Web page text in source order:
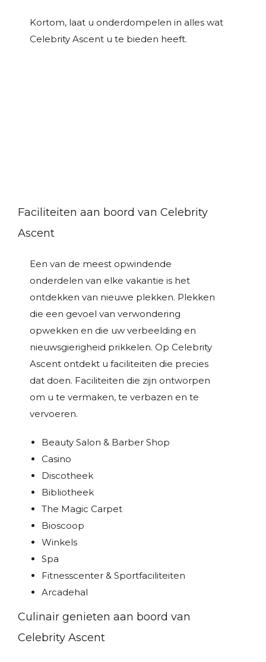
Kortom, laat u onderdompelen in alles wat
Celebrity Ascent u te bieden heeft.
Faciliteiten aan boord van Celebrity
Ascent
Een van de meest opwindende
onderdelen van elke vakantie is het
ontdekken van nieuwe plekken. Plekken
die een gevoel van verwondering
opwekken en die uw verbeelding en
nieuwsgierigheid prikkelen. Op Celebrity
Ascent ontdekt u faciliteiten die precies
dat doen. Faciliteiten die zijn ontworpen
om u te vermaken, te verbazen en te
vervoeren.
Beauty Salon & Barber Shop
Casino
Discotheek
Bibliotheek
The Magic Carpet
Bioscoop
Winkels
Spa
Fitnesscenter & Sportfaciliteiten
Arcadehal
Culinair genieten aan boord van
Celebrity Ascent